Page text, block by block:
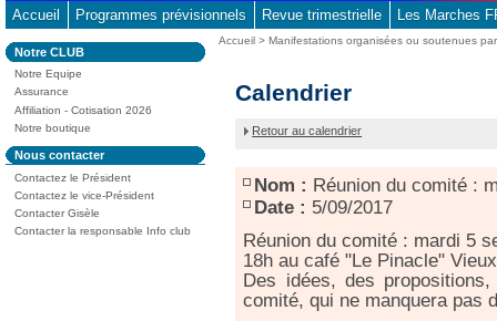
principal
-
Aller
à
la
recherche
Accueil Programmes prévisionnels Revue trimestrielle Les Marches
Dans
la
rubrique
:
Notre CLUB
Notre Equipe
Assurance
Affiliation - Cotisation 2026
Notre boutique
Dans
la
rubrique
:
Nous contacter
Contactez le Président
Contactez le vice-Président
Contacter Gisèle
Contacter la responsable Info club
Vous
Accueil >Manifestations organisées ou soutenues
Réunion
du
comité :
mardi
septembre
Calendrier
Retour au calendrier
Nom : Réunion du comité :
Date : 5/09/2017
Réunion du comité : mardi 5
18h au café "Le Pinacle"
Des idées, des
comité, qui ne manquera pas